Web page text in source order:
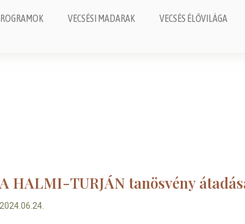
VECSÉSI MADARAK VECSÉS ÉLŐVILÁGA
A HALMI-TURJÁN tanösvény
2024.06.24.